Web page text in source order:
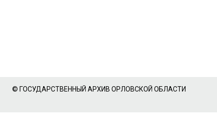
© ГОСУДАРСТВЕННЫЙ АРХИВ ОРЛОВСКОЙ ОБЛАСТИ